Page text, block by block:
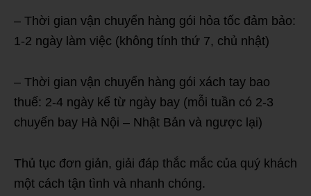
– Thời gian vận chuyển hàng gói hỏa tốc đảm bảo:
1-2 ngày làm việc (không tính thứ 7, chủ nhật)
– Thời gian vận chuyển hàng gói xách tay bao
thuế: 2-4 ngày kể từ ngày bay (mỗi tuần có 2-3
chuyến bay Hà Nội – Nhật Bản và ngược lại)
Thủ tục đơn giản, giải đáp thắc mắc của quý khách
một cách tận tình và nhanh chóng.